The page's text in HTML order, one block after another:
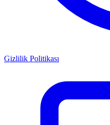
Gizlilik Politikası